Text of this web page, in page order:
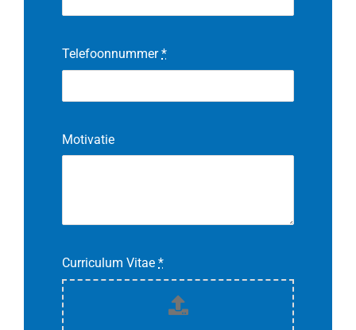
Telefoonnummer*
Motivatie
Curriculum Vitae*